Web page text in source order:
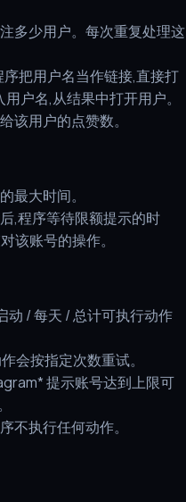
多少用户。每次重复处理这
把用户名当作链接,直接打
户名,从结果中打开用户。
该用户的点赞数。
最大时间。
,程序等待限额提示的时
该账号的操作。
动 / 每天 / 总计可执行动作
会按指定次数重试。
提示账号达到上限可
不执行任何动作。